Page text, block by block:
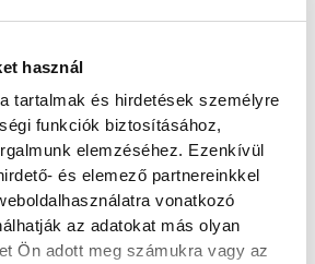
használ
tartalmak és hirdetések személyre
funkciók biztosításához,
elemzéséhez. Ezenkívül
és elemező partnereinkkel
vonatkozó
az adatokat más olyan
Ön adott meg számukra vagy az
Magyarország
dolgoznak, hogy az
turbina
működjön - közölte a
a paksi erőműnél tett
során.
fedezik fel